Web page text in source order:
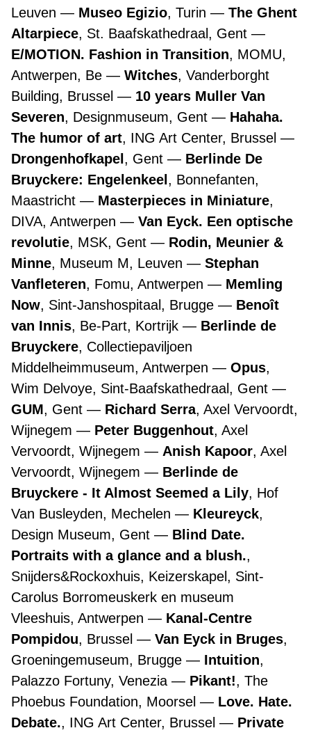
Leuven
Museo Egizio, Turin
The Ghent
Altarpiece, St. Baafskathedraal, Gent
E/MOTION. Fashion in Transition, MOMU,
Antwerpen, Be
Witches, Vanderborght
Building, Brussel
10 years Muller Van
Severen, Designmuseum, Gent
Hahaha.
The humor of art, ING Art Center, Brussel
Drongenhofkapel , Gent
Berlinde De
Bruyckere: Engelenkeel , Bonnefanten,
Maastricht
Masterpieces in Miniature,
DIVA, Antwerpen
Van Eyck. Een optische
revolutie, MSK, Gent
Rodin, Meunier &
Minne, Museum M, Leuven
Stephan
Vanfleteren, Fomu, Antwerpen
Memling
Now, Sint-Janshospitaal, Brugge
Benoît
van Innis, Be-Part, Kortrijk
Berlinde de
Bruyckere, Collectiepaviljoen
Middelheimmuseum, Antwerpen
Opus,
Wim Delvoye, Sint-Baafskathedraal, Gent
GUM, Gent Richard Serra, Axel Vervoordt,
Wijnegem
Peter Buggenhout, Axel
Vervoordt, Wijnegem
Anish Kapoor, Axel
Vervoordt, Wijnegem
Berlinde de
Bruyckere - It Almost Seemed a Lily, Hof
Van Busleyden, Mechelen
Kleureyck,
Design Museum, Gent
Blind Date.
Portraits with a glance and a blush.,
Snijders&Rockoxhuis, Keizerskapel, Sint-
Carolus Borromeuskerk en museum
Vleeshuis, Antwerpen
Kanal-Centre
Pompidou, Brussel Van Eyck in Bruges,
Groeningemuseum, Brugge
Intuition,
Palazzo Fortuny, Venezia
Pikant!, The
Phoebus Foundation, Moorsel
Love. Hate.
Debate., ING Art Center, Brussel
Private